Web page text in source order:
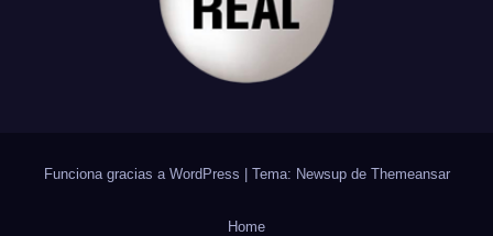
Funciona gracias a WordPress Tema: Newsup de Themeansar
Home